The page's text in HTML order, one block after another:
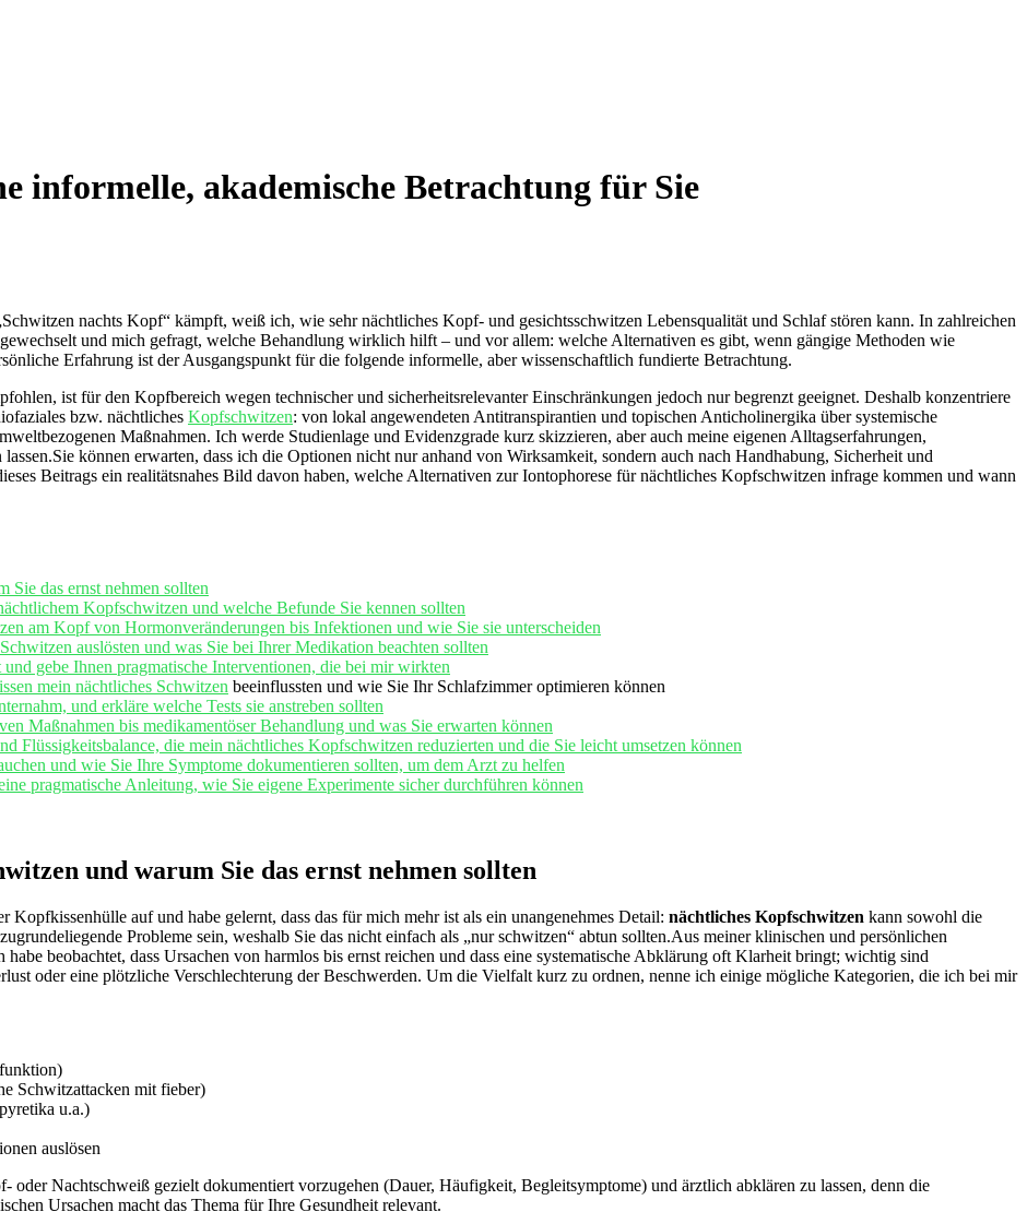
informelle, akademische Betrachtung für Sie
nachts⁢ Kopf“ kämpft, weiß ich, ‍wie sehr nächtliches Kopf- und gesichtsschwitzen Lebensqualität und Schlaf stören kann. In zahlreichen
und⁣ mich gefragt, welche Behandlung wirklich ‍hilft – und vor allem: welche Alternativen es gibt, wenn gängige Methoden wie‌
Erfahrung ist der Ausgangspunkt für die folgende informelle, aber wissenschaftlich fundierte Betrachtung.
ist für den Kopfbereich wegen technischer und sicherheitsrelevanter Einschränkungen jedoch nur​ begrenzt geeignet. Deshalb konzentriere
bzw.⁢ nächtliches Kopfschwitzen: von lokal angewendeten Antitranspirantien und topischen Anticholinergika über systemische
Maßnahmen. Ich werde Studienlage und Evidenzgrade kurz skizzieren, aber ⁤auch meine eigenen⁣ Alltagserfahrungen,
können‍ erwarten, ‍dass ich die Optionen nicht nur⁣ anhand von Wirksamkeit, sondern ‌auch nach Handhabung, Sicherheit und
Beitrags ein ⁤realitätsnahes Bild davon⁣ haben, welche⁣ Alternativen zur Iontophorese für nächtliches ​Kopfschwitzen infrage kommen und wann
das ernst ⁢nehmen sollten
Kopfschwitzen und welche ⁢Befunde Sie ⁢kennen sollten
am Kopf von Hormonveränderungen bis Infektionen und wie Sie sie unterscheiden
auslösten und⁣ was Sie bei Ihrer Medikation beachten sollten
gebe ⁣Ihnen pragmatische Interventionen, die bei mir wirkten
mein nächtliches Schwitzen beeinflussten und wie ‍Sie Ihr Schlafzimmer optimieren können
und erkläre welche Tests sie anstreben ‍sollten
Maßnahmen bis medikamentöser Behandlung und was Sie⁤ erwarten können
Flüssigkeitsbalance, die mein⁣ nächtliches ⁤Kopfschwitzen reduzierten und‌ die Sie leicht‌ umsetzen können
und wie Sie Ihre Symptome dokumentieren sollten, um dem Arzt zu helfen
pragmatische Anleitung, wie Sie eigene Experimente sicher durchführen können
und warum Sie das ernst ⁤nehmen sollten
auf und habe gelernt, dass das für mich mehr ist als⁢ ein unangenehmes Detail:​ nächtliches Kopfschwitzen kann sowohl die
Probleme ⁤sein, weshalb Sie das nicht ​einfach als „nur ⁤schwitzen“ abtun sollten.Aus meiner klinischen ⁤und persönlichen
beobachtet, dass Ursachen von harmlos bis ernst reichen und dass eine systematische Abklärung oft Klarheit bringt; wichtig sind
oder eine plötzliche Verschlechterung der Beschwerden. Um die Vielfalt kurz zu ordnen, nenne ​ich einige ⁤mögliche Kategorien,‍ die ich ‌bei mir
Schwitzattacken mit ​fieber)
u.a.)
​auslösen
oder Nachtschweiß gezielt dokumentiert vorzugehen (Dauer, Häufigkeit, Begleitsymptome) und‍ ärztlich abklären zu lassen, denn die
Ursachen macht das ​Thema ⁣für Ihre Gesundheit relevant.